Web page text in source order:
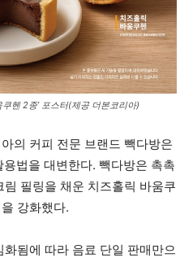
헨 2종’ 포스터(제공 더본코리아)
의 커피 전문 브랜드 빽다방은
법을 대변한다. 빽다방은 촉촉
필링을 채운 치즈홀릭 바움쿠
강화했다.
됨에 따라 음료 단일 판매만으